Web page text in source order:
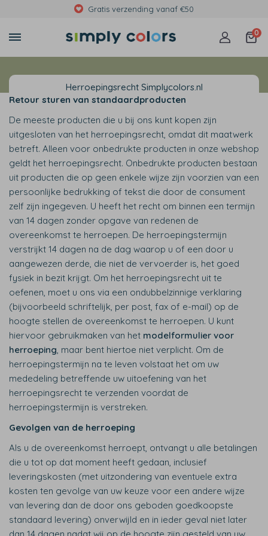
Gratis verzending vanaf €50
0
Herroepingsrecht Simplycolors.nl
Retour sturen van standaardproducten
De meeste producten die u bij ons kunt kopen zijn
uitgesloten van het herroepingsrecht, omdat dit maatwerk
betreft. Alleen voor onbedrukte producten in onze webshop
geldt het herroepingsrecht. Onbedrukte producten bestaan
uit producten die op geen enkele wijze zijn voorzien van een
persoonlijke bedrukking of tekst die door de consument
zelf zijn ingegeven. U heeft het recht om binnen een termijn
van 14 dagen zonder opgave van redenen de
overeenkomst te herroepen. De herroepingstermijn
verstrijkt 14 dagen na de dag waarop u of een door u
aangewezen derde, die niet de vervoerder is, het goed
fysiek in bezit krijgt. Om het herroepingsrecht uit te
oefenen, moet u ons via een ondubbelzinnige verklaring
(bijvoorbeeld schriftelijk, per post, fax of e-mail) op de
hoogte stellen de overeenkomst te herroepen. U kunt
hiervoor gebruikmaken van het modelformulier voor
herroeping, maar bent hiertoe niet verplicht. Om de
herroepingstermijn na te leven volstaat het om uw
mededeling betreffende uw uitoefening van het
herroepingsrecht te verzenden voordat de
herroepingstermijn is verstreken.
Gevolgen van de herroeping
Als u de overeenkomst herroept, ontvangt u alle betalingen
die u tot op dat moment heeft gedaan, inclusief
leveringskosten (met uitzondering van eventuele extra
kosten ten gevolge van uw keuze voor een andere wijze
van levering dan de door ons geboden goedkoopste
standaard levering) onverwijld en in ieder geval niet later